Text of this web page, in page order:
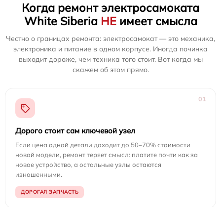
Когда ремонт электросамоката
White Siberia НЕимеет смысла
Честно о границах ремонта: электросамокат — это механика,
электроника и питание в одном корпусе. Иногда починка
выходит дороже, чем техника того стоит. Вот когда мы
скажем об этом прямо.
01
Дорого стоит сам ключевой узел
Если цена одной детали доходит до 50–70% стоимости
новой модели, ремонт теряет смысл: платите почти как за
новое устройство, а остальные узлы остаются
изношенными.
ДОРОГАЯ ЗАПЧАСТЬ